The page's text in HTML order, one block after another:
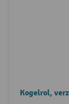
Kogelrol,